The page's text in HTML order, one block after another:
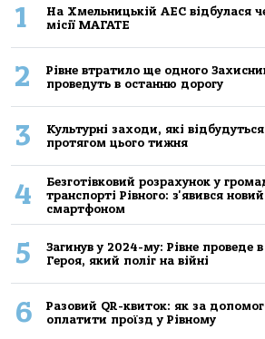
1
На Хмельницькій АЕС відбулася
місії МАГАТЕ
2
Рівне втратило ще одного
проведуть в останню дорогу
3
Культурні заходи, які
протягом цього тижня
4
Безготівковий розрахунок у
транспорті Рівного: з'явився
смартфоном
5
Загинув у 2024-му: Рівне проведе
Героя, який поліг на війні
6
Разовий QR-квиток: як за
оплатити проїзд у Рівному